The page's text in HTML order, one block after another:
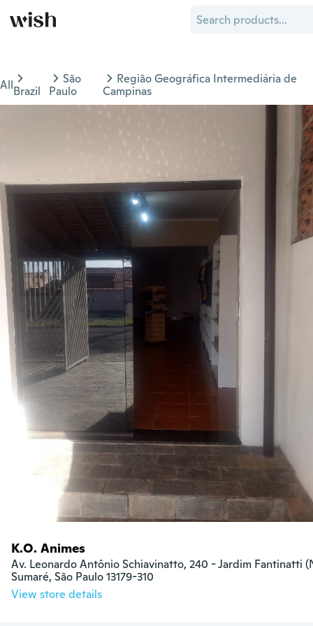
AllBrazil
São
Paulo
Região Geográfica Intermediária de
Campinas
K.O. Animes
Av. Leonardo Antônio Schiavinatto, 240 - Jardim Fantinatti
Sumaré, São Paulo 13179-310
View store details